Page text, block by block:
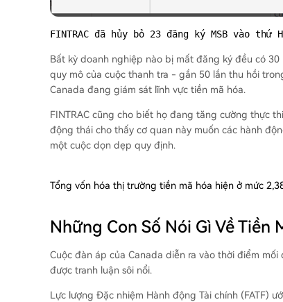
FINTRAC đã hủy bỏ 23 đăng ký MSB vào
Bất kỳ doanh nghiệp nào bị mất đăng ký đều có
quy mô của cuộc thanh tra - gần 50 lần thu hồi
Canada đang giám sát lĩnh vực tiền mã hóa.
FINTRAC cũng cho biết họ đang tăng cường thực
động thái cho thấy cơ quan này muốn các hành
một cuộc dọn dẹp quy định.
Tổng vốn hóa thị trường tiền mã hóa hiện ở mức
Những Con Số Nói Gì Về Tiền
Cuộc đàn áp của Canada diễn ra vào thời điểm
được tranh luận sôi nổi.
Lực lượng Đặc nhiệm Hành động Tài chính (FATF)